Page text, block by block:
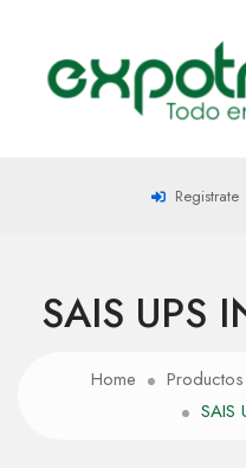
Registrate
SAIS UPS
Home Productos
SAIS